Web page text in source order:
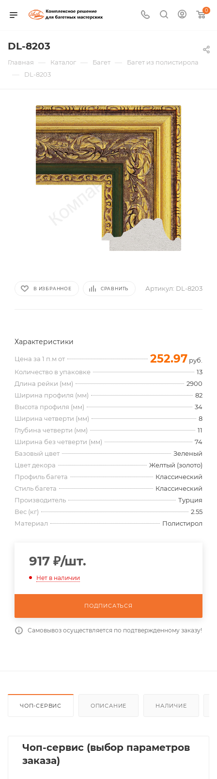
0
DL-8203
Главная — Каталог — Багет — Багет из полистирола
— DL-8203
В ИЗБРАННОЕ СРАВНИТЬ Артикул: DL-8203
Характеристики
Цена за 1 п.м от 252.97 руб.
Количество в упаковке
13
Длина рейки (мм)
2900
Ширина профиля (мм)
82
Высота профиля (мм)
34
Ширина четверти (мм)
8
Глубина четверти (мм)
11
Ширина без четверти (мм)
74
Базовый цвет
Зеленый
Цвет декора
Желтый (золото)
Профиль багета
Классический
Стиль багета
Классический
Производитель
Турция
Вес (кг)
2.55
Материал
Полистирол
917 ₽/шт.
Нет в наличии
ПОДПИСАТЬСЯ
Самовывоз осуществляется по подтвержденному заказу!
ЧОП-СЕРВИС ОПИСАНИЕ НАЛИЧИЕ
Чоп-сервис (выбор параметров
заказа)